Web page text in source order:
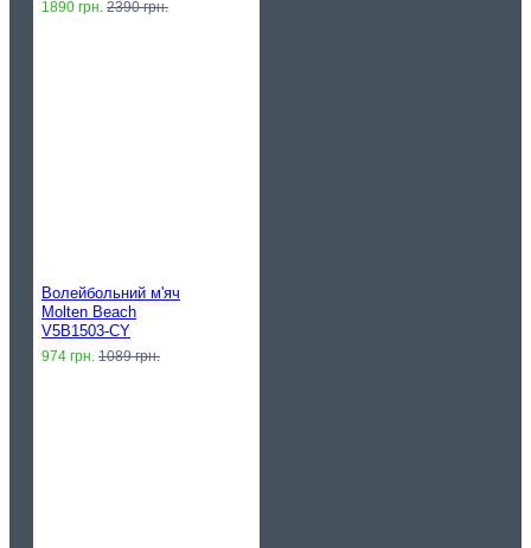
1890 грн. 2390 грн.
Волейбольний м'яч
Molten Beach
V5B1503-CY
974 грн. 1089 грн.